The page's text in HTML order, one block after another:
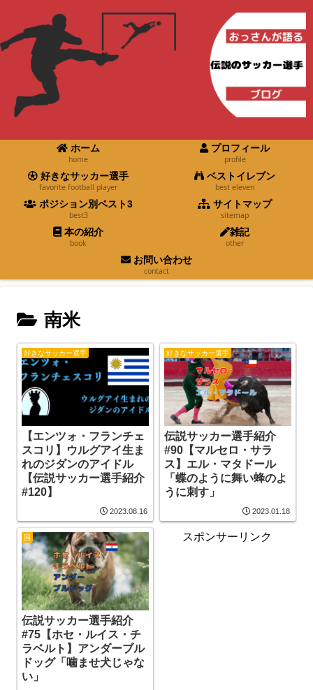
ホーム
home
プロフィール
profile
好きなサッカー選手
favorite football player
ベストイレブン
best eleven
ポジション別ベスト3
best3
サイトマップ
sitemap
本の紹介
book
雑記
other
お問い合わせ
contact
南米
好きなサッカー選手
【エンツォ・フランチェ
スコリ】ウルグアイ生ま
れのジダンのアイドル
【伝説サッカー選手紹介
#120】
2023.08.16
好きなサッカー選手
伝説サッカー選手紹介
#90【マルセロ・サラ
ス】エル・マタドール
「蝶のように舞い蜂のよ
うに刺す」
2023.01.18
国
伝説サッカー選手紹介
#75【ホセ・ルイス・チ
ラベルト】アンダーブル
ドッグ「噛ませ犬じゃな
い」
スポンサーリンク